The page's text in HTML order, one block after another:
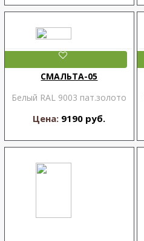
СМАЛЬТА-05
Белый RAL 9003 пат.золото
Цена: 9190 руб.